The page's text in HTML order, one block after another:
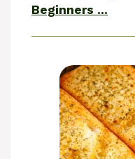
Beginners …